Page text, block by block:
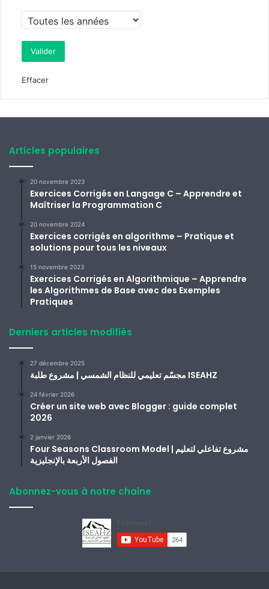
Effacer
Articles populaires
20 novembre 2023
Exercices Corrigés en Langage C – Apprendre et
Maîtriser la Programmation C
20 novembre 2024
Exercices corrigés en algorithme – Pratique et
solutions pour tous les niveaux
15 novembre 2023
Exercices Corrigés en Algorithmique – Apprendre
les Algorithmes de Base avec des Exemples
Pratiques
Derniers articles modifiés
27 décembre 2025
مجسّم تعليمي للنظام الشمسي | مشروع طلبة ISEAHZ
24 février 2026
Créer un site web avec Blogger : guide complet
2026
2 janvier 2026
Four Seasons Classroom Model | مشروع تفاعلي لتعليم
الفصول الأربعة بالإنجليزية
Abonnez-vous à notre chaîne